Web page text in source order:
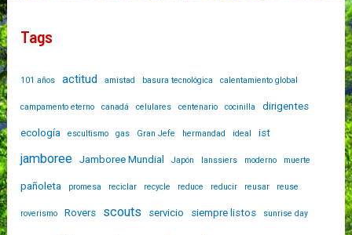
Tags
101 años actitud amistad basura tecnológica calentamiento global
campamento eterno canadá celulares centenario cocinilla dirigentes
ecología escultismo gas Gran Jefe hermandad ideal ist
jamboree Jamboree Mundial Japón lanssiers moderno muerte
pañoleta promesa reciclar recycle reduce reducir reusar reuse
roverismo Rovers scouts servicio siempre listos sunrise day